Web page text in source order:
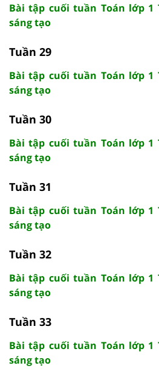
Bài tập cuối tuần Toán lớp 1
sáng tạo
Tuần 29
Bài tập cuối tuần Toán lớp 1
sáng tạo
Tuần 30
Bài tập cuối tuần Toán lớp 1
sáng tạo
Tuần 31
Bài tập cuối tuần Toán lớp 1
sáng tạo
Tuần 32
Bài tập cuối tuần Toán lớp 1
sáng tạo
Tuần 33
Bài tập cuối tuần Toán lớp 1
sáng tạo